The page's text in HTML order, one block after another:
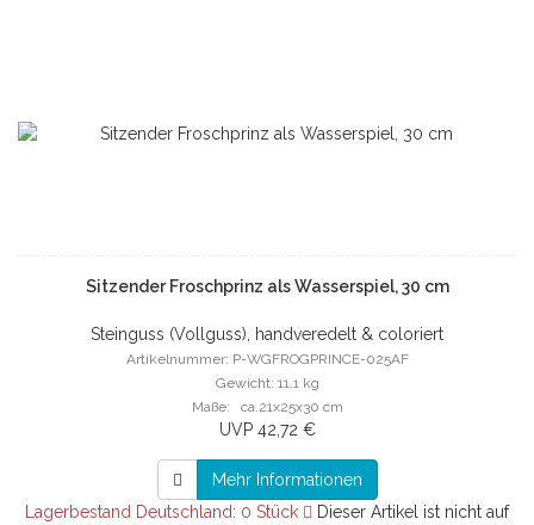
Sitzender Froschprinz als Wasserspiel, 30 cm
Steinguss (Vollguss), handveredelt & coloriert
Artikelnummer: P-WGFROGPRINCE-025AF
Gewicht: 11.1 kg
Maße: ca.21x25x30 cm
UVP 42,72 €
Mehr Informationen
Lagerbestand Deutschland: 0 Stück
Dieser Artikel ist nicht auf